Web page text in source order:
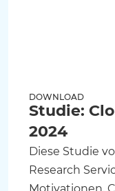
DOWNLOAD
Studie:
2024
Diese Studie
Research